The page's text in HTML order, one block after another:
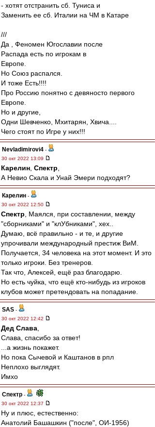
- хотят отстранить сб. Туниса и
Заменить ее сб. Италии на ЧМ в Катаре
///
Да , Феномен Югославии после
Распада есть по игрокам в
Европе.
Но Союз распался.
И тоже Есть!!!!
Про Россию понятно с девяносто первого
Европе.
Но и другие,
Одни Шевченко, Мхитарян, Хвича....
Чего стоят по Игре у них!!!
Nevladimirovi4 -
30 окт 2022 13:09
Карелин Спектр
А Невио Скала и Унай Эмери подходят?
Карелин -
30 окт 2022 12:50
Спектр , Маялся, при составлении, между
"сборниками" и "клУбниками", хех..
Думаю, всё правильно - и те, и другие
упрочивали международный престиж ВиМ.
Получается, 34 человека на этот момент. И это
только игроки. Без тренеров.
Так что, Алексей, ещё раз благодарю.
Но есть чуйка, что ещё кто-нибудь из игроков
клубов может претендовать на попадание.
SAS -
30 окт 2022 12:42
Дед Слава
Слава, спасибо за ответ!
...а жизнь покажет.
Но пока Сычевой и Каштанов в рпл
Неплохо выглядят.
Имхо
Спектр -
30 окт 2022 12:37
Ну и плюс, естественно:
Анатолий Башашкин ("после", ОИ-1956)